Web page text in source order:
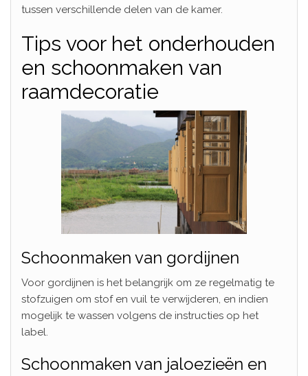
tussen verschillende delen van de kamer.
Tips voor het onderhouden
en schoonmaken van
raamdecoratie
Schoonmaken van gordijnen
Voor gordijnen is het belangrijk om ze regelmatig te
stofzuigen om stof en vuil te verwijderen, en indien
mogelijk te wassen volgens de instructies op het
label.
Schoonmaken van jaloezieën en